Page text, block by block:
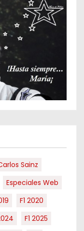
Sainz
Especiales Web
F1 2020
F1 2025